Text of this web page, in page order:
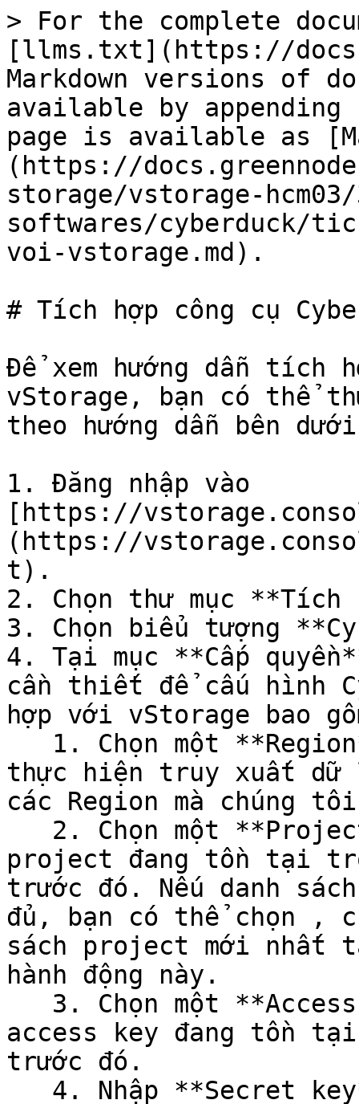
> For the complete
[llms.txt](https://
Markdown versions of
available by
page is available as
(https://
storage/vstorage-
softwares/cyberduck/
voi-vstorage.md).
# Tích hợp công cụ
Để xem hướng dẫn tích
vStorage, bạn có thể
theo hướng dẫn bên
1. Đăng nhập vào
[https://
(https://
t).
2. Chọn thư mục **Tích
3. Chọn biểu tượng
4. Tại mục **Cấp
cần thiết để cấu hình
hợp với vStorage bao
thực hiện truy xuất
các Region mà chúng
project đang tồn tại
trước đó. Nếu danh
đủ, bạn có thể chọn ,
sách project mới nhất
hành động này.
access key đang tồn
trước đó.